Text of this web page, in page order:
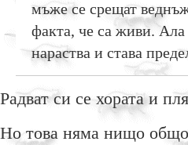
мъже се срещат
факта, че са живи.
нараства и става
Радват си се хората и
Но това няма нищо